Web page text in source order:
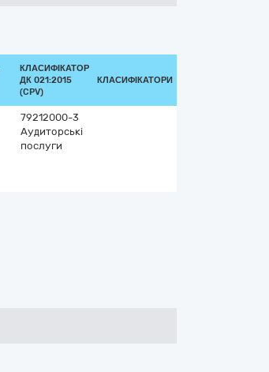
КЛАСИФІКАТОР
ДК 021:2015
(CPV)
КЛАСИФІКАТОРИ
79212000-3
Аудиторські
послуги